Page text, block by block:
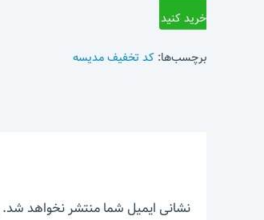
خرید کنید
برچسب‌ها: کد تخفیف مدیسه
نشانی ایمیل شما منتشر نخواهد شد.